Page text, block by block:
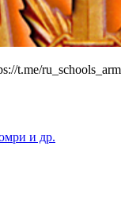
t.me/
и др.